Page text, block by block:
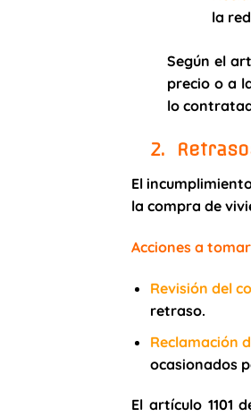
la
Según el
precio o a
lo
2.
El
la compra de
Acciones a
Revisión del
retraso.
Reclamación
ocasionados
El artículo 1101